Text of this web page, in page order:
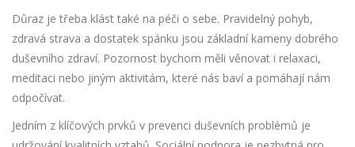
Důraz je třeba klást také na péči o sebe. Pravidelný pohyb,
zdravá strava a dostatek spánku jsou základní kameny dobrého
duševního zdraví. Pozornost bychom měli věnovat i relaxaci,
meditaci nebo jiným aktivitám, které nás baví a pomáhají nám
odpočívat.
Jedním z klíčových prvků v prevenci duševních problémů je